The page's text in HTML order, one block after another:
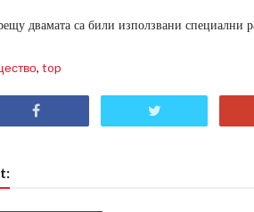
двамата са били използвани специални
, top